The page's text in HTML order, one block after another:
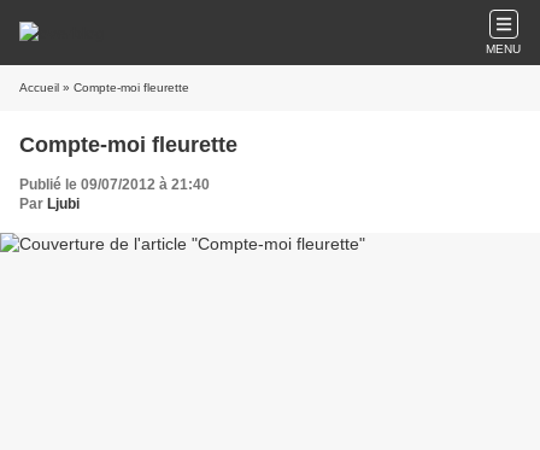
MENU
Accueil » Compte-moi fleurette
Compte-moi fleurette
Publié le 09/07/2012 à 21:40
Par Ljubi